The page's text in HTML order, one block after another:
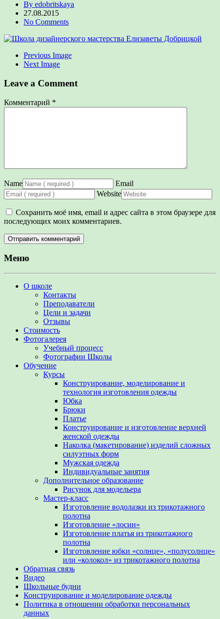
By edobritskaya
27.08.2015
No Comments
Previous Image
Next Image
Leave a Comment
Комментарий *
Name
Email
Website
Сохранить моё имя, email и адрес сайта в этом браузере для
последующих моих комментариев.
Меню
О школе
Контакты
Преподаватели
Цели и задачи
Отзывы
Стоимость
Фотогалерея
Учебный процесс
Фотографии Школы
Обучение
Курсы
Конструирование, моделирование и
технология изготовления одежды
Юбка
Брюки
Платье
Конструирование и изготовление верхней
женской одежды
Наколка (макетирование) изделий сложных
силуэтных форм
Мужская одежда
Индивидуальные занятия
Дополнительное образование
Рисунок для модельера
Мастер-класс
Изготовление водолазки из трикотажного
полотна
Изготовление «лосин»
Изготовление платья из трикотажного
полотна
Изготовление юбки «солнце», «полусолнце»
или «колокол» из трикотажного полотна
Обратная связь
Видео
Школьные будни
Конструирование и моделирование одежды
Политика в отношении обработки персональных
данных